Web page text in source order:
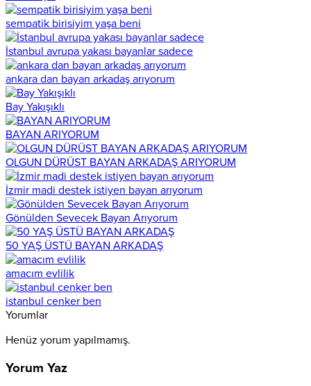
sempatik birisiyim yaşa beni
İstanbul avrupa yakası bayanlar sadece
ankara dan bayan arkadaş arıyorum
Bay Yakışıklı
BAYAN ARIYORUM
OLGUN DÜRÜST BAYAN ARKADAŞ ARIYORUM
İzmir madi destek istiyen bayan arıyorum
Gönülden Sevecek Bayan Arıyorum
50 YAŞ ÜSTÜ BAYAN ARKADAŞ
amacım evlilik
istanbul cenker ben
Yorumlar
Henüz yorum yapılmamış.
Yorum Yaz